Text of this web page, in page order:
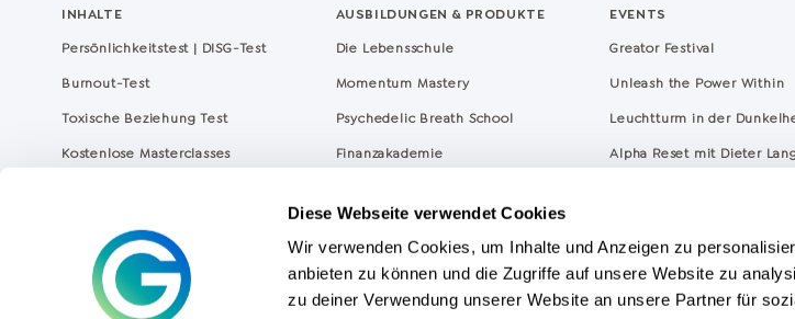
Diese Webseite verwendet Cookies
Wir verwenden Cookies, um Inhalte und Anzeigen zu
anbieten zu können und die Zugriffe auf unsere Website zu
zu deiner Verwendung unserer Website an unsere Partner für
INHALTE
Persönlichkeitstest | DISG-Test
Burnout-Test
Toxische Beziehung Test
Kostenlose Masterclasses
Coaching Experten
Greator Coaches finden (Coach Map)
AUSBILDUNGEN & PRODUKTE
Die Lebensschule
Momentum Mastery
Psychedelic Breath School
Finanzakademie
TheKey
Greator Business
EVENTS
Greator Festival
Unleash the Power Within
Leuchtturm in der
Alpha Reset mit Dieter